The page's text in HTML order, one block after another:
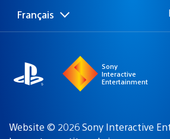
Choisir
Région
Français
Sony
Interactive
Entertainment
Website © 2026 Sony Interactive